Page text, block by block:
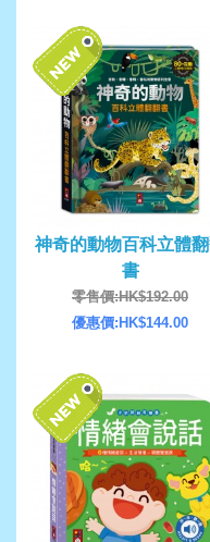
神奇的動物百科立體
書
零售價:HK$192.00
優惠價:HK$144.00